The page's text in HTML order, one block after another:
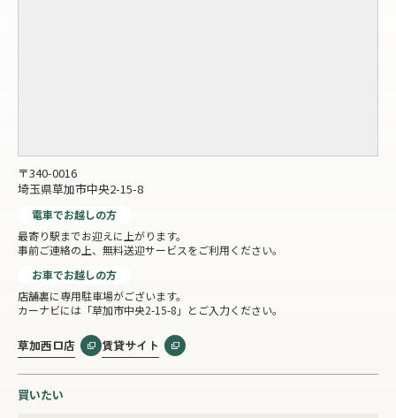
〒340-0016
埼玉県草加市中央2-15-8
電車でお越しの方
最寄り駅までお迎えに上がります。
事前ご連絡の上、無料送迎サービスをご利用ください。
お車でお越しの方
店舗裏に専用駐車場がございます。
カーナビには「草加市中央2-15-8」とご入力ください。
草加西口店 賃貸サイト
買いたい